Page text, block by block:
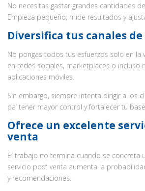
No necesitas gastar grandes cantidades
Empieza pequeño, mide resultados y
Diversifica tus canales
No pongas todos tus esfuerzos solo en la
en redes sociales, marketplaces o incluso
aplicaciones móviles.
Sin embargo, siempre intenta dirigir a los
pa’ tener mayor control y fortalecer tu
Ofrece un excelente
venta
El trabajo no termina cuando se concreta
servicio post venta aumenta la
y recomendaciones.